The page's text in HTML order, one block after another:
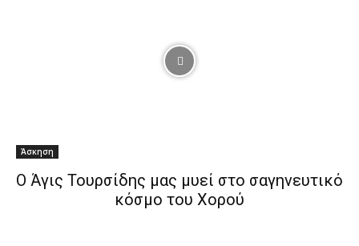
Άσκηση
Ο Άγις Τουρσίδης μας μυεί στο σαγηνευτικό
κόσμο του Χορού